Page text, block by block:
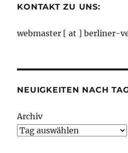
KONTAKT ZU UNS:
webmaster [ at ] berliner-
NEUIGKEITEN NACH
Archiv